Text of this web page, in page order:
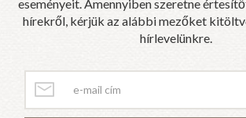
eseményeit. Amennyiben szeretne
hírekről, kérjük az alábbi mezőket
hírlevelünkre.